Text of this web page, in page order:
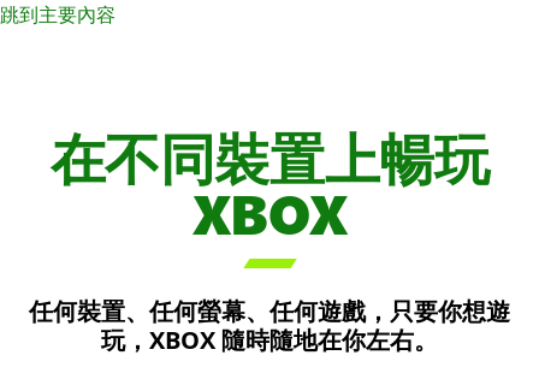
跳到主要內容
在不同裝置上暢玩
XBOX

任何裝置、任何螢幕、任何遊戲，只要你想遊
玩，XBOX 隨時隨地在你左右。
XBOX 主機
探索史上最快最強 XBOX，並深入發掘遊戲的最佳價
電腦上的 XBOX
掌上型裝置上的 XBOX